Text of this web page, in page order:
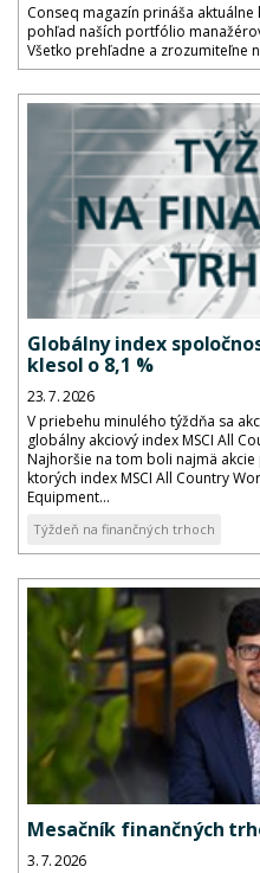
Conseq magazín prináša
pohľad naších portfólio
Všetko prehľadne a zrozumiteľne
Globálny index
klesol o 8,1 %
23. 7. 2026
V priebehu minulého týždňa sa
globálny akciový index MSCI All
Najhoršie na tom boli najmä
ktorých index MSCI All Country
Equipment...
Týždeň na finančných trhoch
Mesačník finančných
3. 7. 2026